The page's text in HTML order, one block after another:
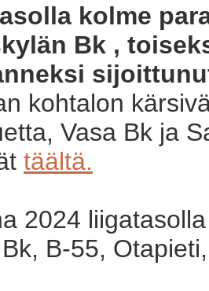
kolme
Bk ,
kohtalon
Vasa Bk ja
täältä.
2024
B-55,